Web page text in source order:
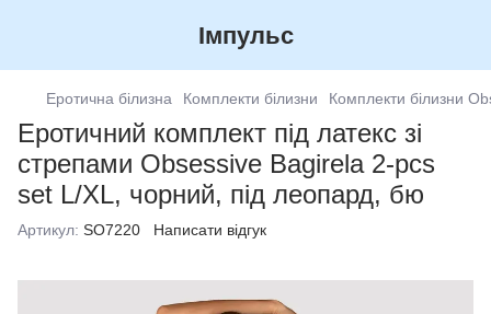
Імпульс
Еротична білизна Комплекти білизни Комплекти білизни
Еротичний комплект під латекс зі
стрепами Obsessive Bagirela 2-pcs
set L/XL, чорний, під леопард, бю
Артикул: SO7220 Написати відгук